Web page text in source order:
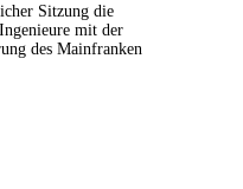
Sitzung die
mit der
des Mainfranken